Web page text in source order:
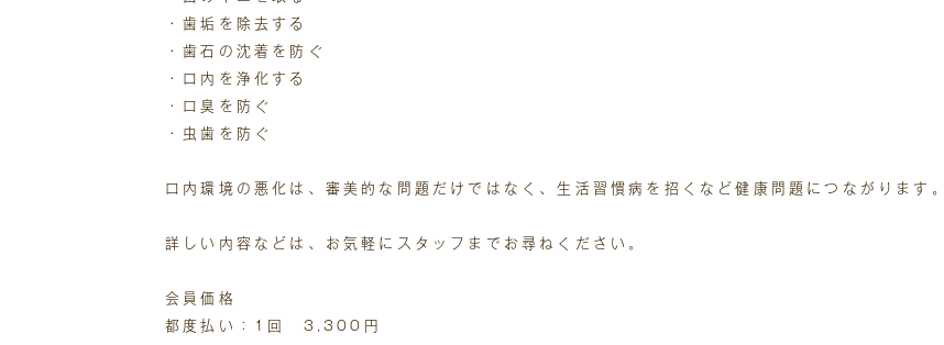
・歯垢を除去する
・歯石の沈着を防ぐ
・口内を浄化する
・口臭を防ぐ
・虫歯を防ぐ
口内環境の悪化は、審美的な問題だけではなく、生活習慣病を招くなど健康問題につながります。
詳しい内容などは、お気軽にスタッフまでお尋ねください。
会員価格
都度払い：1回 3,300円